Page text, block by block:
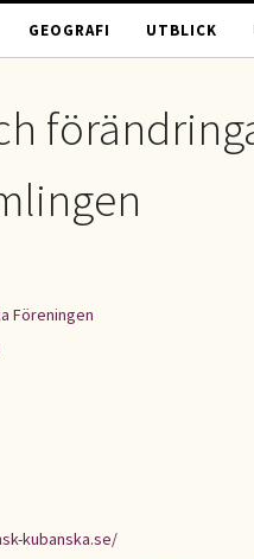
GEOGRAFI UTBLICK
Föreningen
kubanska.se/